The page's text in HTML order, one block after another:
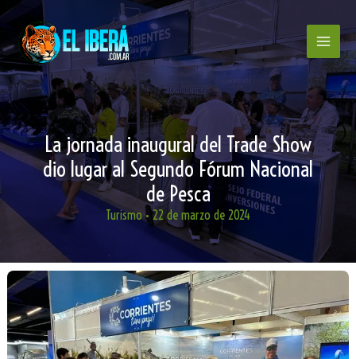
Ir
contenido
La jornada inaugural del Trade Show
dio lugar al Segundo Fórum Nacional
de Pesca
Turismo•22 de marzo de 2024